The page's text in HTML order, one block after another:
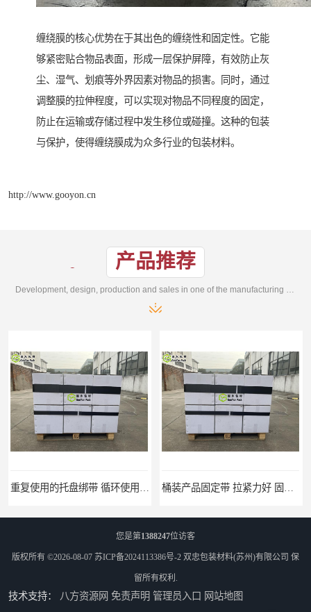
缠绕膜的核心优势在于其出色的缠绕性和固定性。它能
够紧密贴合物品表面，形成一层保护屏障，有效防止灰
尘、湿气、划痕等外界因素对物品的损害。同时，通过
调整膜的拉伸程度，可以实现对物品不同程度的固定，
防止在运输或存储过程中发生移位或碰撞。这种的包装
与保护，使得缠绕膜成为众多行业的包装材料。
http://www.gooyon.cn
产品推荐
您是第1388247位访客
版权所有 ©2026-08-07 苏ICP备2024113386号-2 双忠包装材料(苏州)有限公司 保
留所有权利.
技术支持： 八方资源网 免责声明 管理员入口 网站地图